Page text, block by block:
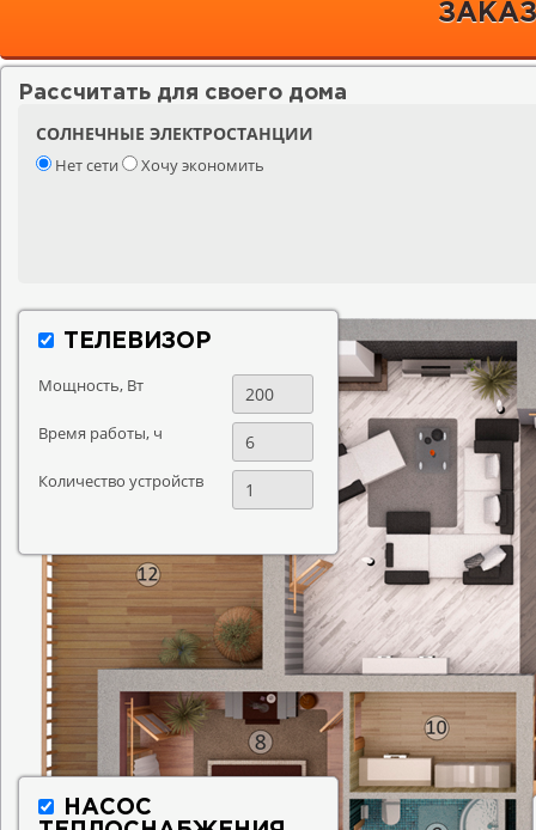
Рассчитать для своего дома
СОЛНЕЧНЫЕ ЭЛЕКТРОСТАНЦИИ
Нет сети Хочу экономить
ТЕЛЕВИЗОР
Мощность, Вт
Время работы, ч
Количество устройств
НАСОС